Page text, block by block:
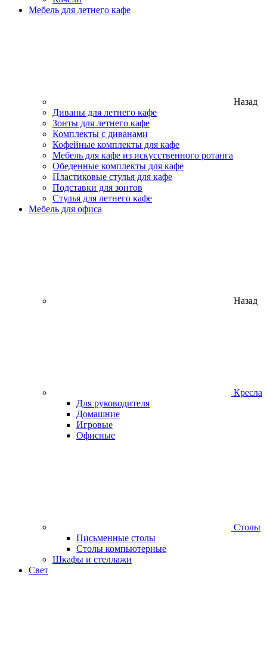
Мебель для летнего кафе
Назад
Диваны для летнего кафе
Зонты для летнего кафе
Комплекты с диванами
Кофейные комплекты для кафе
Мебель для кафе из искусственного ротанга
Обеденные комплекты для кафе
Пластиковые стулья для кафе
Подставки для зонтов
Стулья для летнего кафе
Мебель для офиса
Назад
Кресла
Для руководителя
Домашние
Игровые
Офисные
Столы
Письменные столы
Столы компьютерные
Шкафы и стеллажи
Свет